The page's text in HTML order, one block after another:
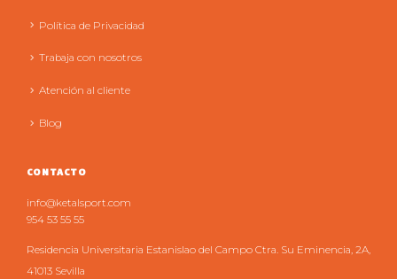
Política de Privacidad
Trabaja con nosotros
Atención al cliente
Blog
CONTACTO
info@ketalsport.com
954 53 55 55
Residencia Universitaria Estanislao del Campo Ctra. Su Eminencia, 2A,
41013 Sevilla